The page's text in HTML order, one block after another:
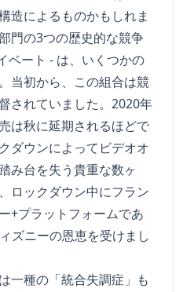
造によるものかもしれま
門の3つの歴史的な競争
ベート - は、いくつかの
当初から、この組合は競
されていました。2020年
は秋に延期されるほどで
ダウンによってビデオオ
み台を失う貴重な数ヶ
ロックダウン中にフラン
+プラットフォームであ
ズニーの恩恵を受けまし
一種の「統合失調症」も